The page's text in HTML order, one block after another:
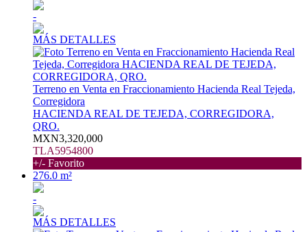
-
MÁS DETALLES
Terreno en Venta en Fraccionamiento Hacienda Real Tejeda,
Corregidora
HACIENDA REAL DE TEJEDA, CORREGIDORA,
QRO.
MXN3,320,000
TLA5954800
+/- Favorito
276.0 m²
-
MÁS DETALLES